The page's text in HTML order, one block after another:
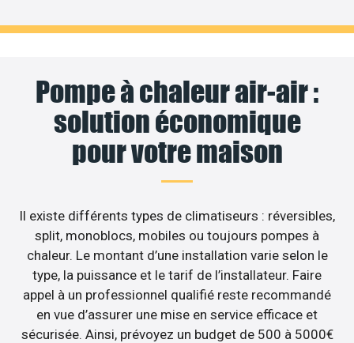
Pompe à chaleur air-air :
solution économique
pour votre maison
Il existe différents types de climatiseurs : réversibles,
split, monoblocs, mobiles ou toujours pompes à
chaleur. Le montant d’une installation varie selon le
type, la puissance et le tarif de l’installateur. Faire
appel à un professionnel qualifié reste recommandé
en vue d’assurer une mise en service efficace et
sécurisée. Ainsi, prévoyez un budget de 500 à 5000€